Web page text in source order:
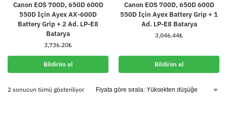
Canon EOS 700D, 650D 600D
550D İçin Ayex AX-600D
Battery Grip + 2 Ad. LP-E8
Batarya
3,736.20₺
Bildirim al
Canon EOS 700D, 650D 600D
550D İçin Ayex Battery Grip + 1
Ad. LP-E8 Batarya
3,046.44₺
Bildirim al
2 sonucun tümü gösteriliyor